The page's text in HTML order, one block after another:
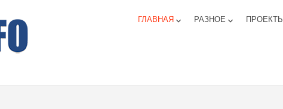
ГЛАВНАЯ keyboard_arrow_down РАЗНОЕ keyboard_arrow_down ПРОЕКТЫ